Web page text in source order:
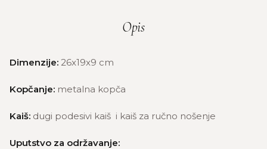
Opis
Dimenzije: 26x19x9 cm
Kopčanje: metalna kopča
Kaiš: dugi podesivi kaiš i kaiš za ručno nošenje
Uputstvo za održavanje: